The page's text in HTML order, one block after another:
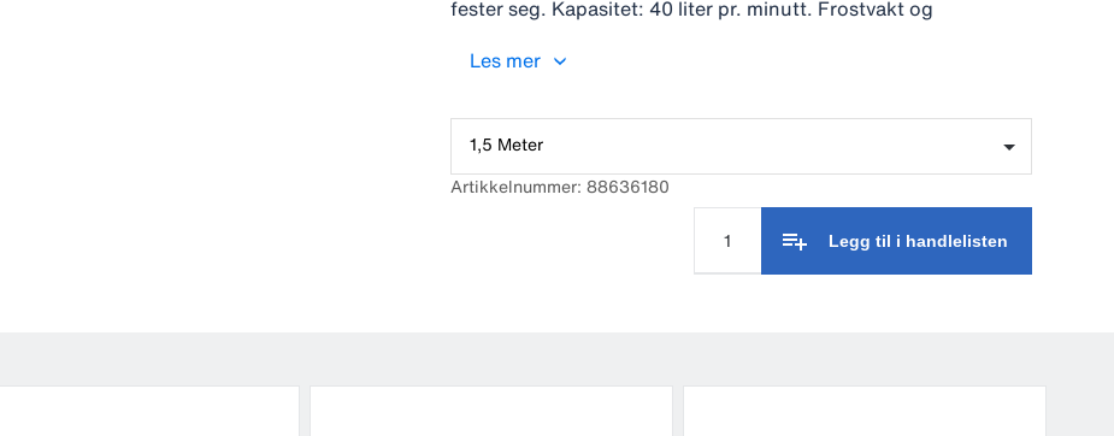
fester seg. Kapasitet: 40 liter pr. minutt. Frostvakt og
tilbehør.
Les mer
1,5 Meter
Artikkelnummer: 88636180
Legg til i handlelisten